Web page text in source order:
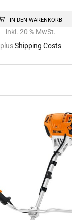
IN DEN WARENKORB
inkl. 20 % MwSt.
plusShipping Costs